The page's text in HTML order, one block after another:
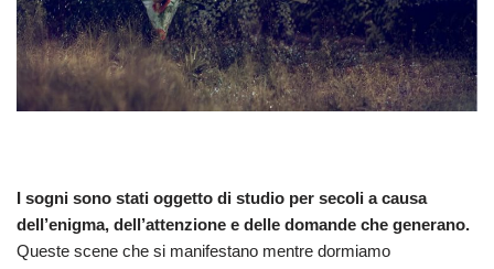
I sogni sono stati oggetto di studio per secoli a causa
dell’enigma, dell’attenzione e delle domande che generano.
Queste scene che si manifestano mentre dormiamo